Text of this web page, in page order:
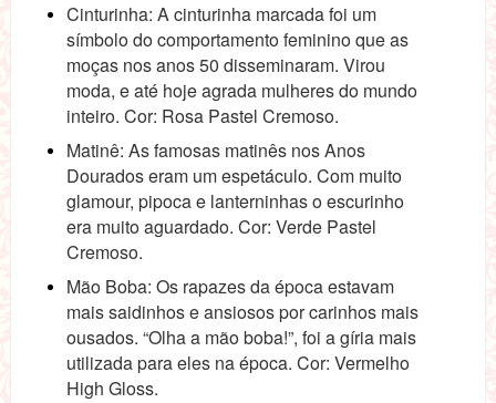
Cinturinha: A cinturinha marcada foi um
símbolo do comportamento feminino que as
moças nos anos 50 disseminaram. Virou
moda, e até hoje agrada mulheres do mundo
inteiro. Cor: Rosa Pastel Cremoso.
Matinê: As famosas matinês nos Anos
Dourados eram um espetáculo. Com muito
glamour, pipoca e lanterninhas o escurinho
era muito aguardado. Cor: Verde Pastel
Cremoso.
Mão Boba: Os rapazes da época estavam
mais saidinhos e ansiosos por carinhos mais
ousados. “Olha a mão boba!”, foi a gíria mais
utilizada para eles na época. Cor: Vermelho
High Gloss.